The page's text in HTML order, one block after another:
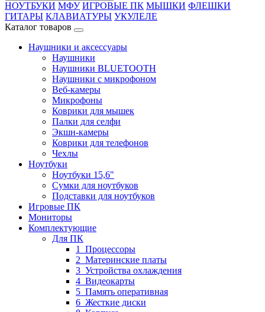
НОУТБУКИ МФУ ИГРОВЫЕ ПК МЫШКИ ФЛЕШКИ
ГИТАРЫ КЛАВИАТУРЫ УКУЛЕЛЕ
Каталог товаров
Наушники и аксессуары
Наушники
Наушники BLUETOOTH
Наушники с микрофоном
Веб-камеры
Микрофоны
Коврики для мышек
Палки для селфи
Экшн-камеры
Коврики для телефонов
Чехлы
Ноутбуки
Ноутбуки 15,6"
Сумки для ноутбуков
Подставки для ноутбуков
Игровые ПК
Мониторы
Комплектующие
Для ПК
1_Процессоры
2_Материнские платы
3_Устройства охлаждения
4_Видеокарты
5_Память оперативная
6_Жесткие диски